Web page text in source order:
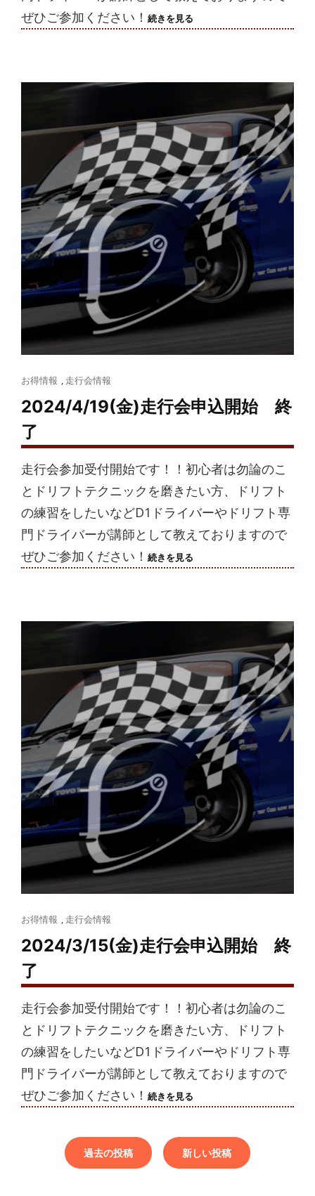
ぜひご参加ください！ 続きを見る
走
Cat
Links
お得情報 , 走行会情報
2024/4/19(金)走行会申込開始 終
了
走行会参加受付開始です！！初心者は勿論のこ
とドリフトテクニックを磨きたい方、ドリフト
の練習をしたいなどD1ドライバーやドリフト専
門ドライバーが講師として教えておりますので
ぜひご参加ください！ 続きを見る
走
終
了
Cat
Links
お得情報 , 走行会情報
2024/3/15(金)走行会申込開始 終
了
走行会参加受付開始です！！初心者は勿論のこ
とドリフトテクニックを磨きたい方、ドリフト
の練習をしたいなどD1ドライバーやドリフト専
門ドライバーが講師として教えておりますので
ぜひご参加ください！ 続きを見る
走
込
開
過去の投稿 新しい投稿